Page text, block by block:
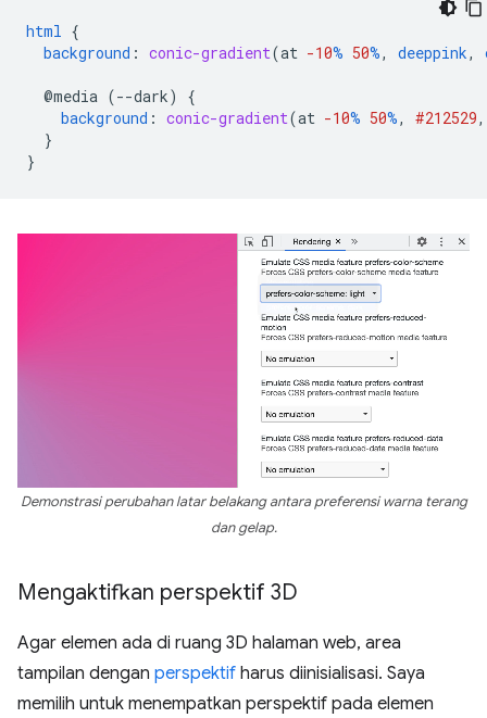
html {
background : conic-gradient(at -10% 50%, deeppink,
@media (--dark)
{
background : conic-gradient(at -10% 50%, #212529,
}
}
Demonstrasi perubahan latar belakang antara preferensi warna terang
dan gelap.
Mengaktifkan perspektif 3D
Agar elemen ada di ruang 3D halaman web, area
tampilan dengan perspektif harus diinisialisasi. Saya
memilih untuk menempatkan perspektif pada elemen